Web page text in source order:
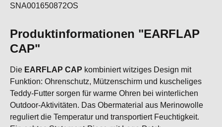
SNA001650872OS
Produktinformationen "EARFLAP
CAP"
Die EARFLAP CAP kombiniert witziges Design mit
Funktion: Ohrenschutz, Mützenschirm und kuscheliges
Teddy-Futter sorgen für warme Ohren bei winterlichen
Outdoor-Aktivitäten. Das Obermaterial aus Merinowolle
reguliert die Temperatur und transportiert Feuchtigkeit.